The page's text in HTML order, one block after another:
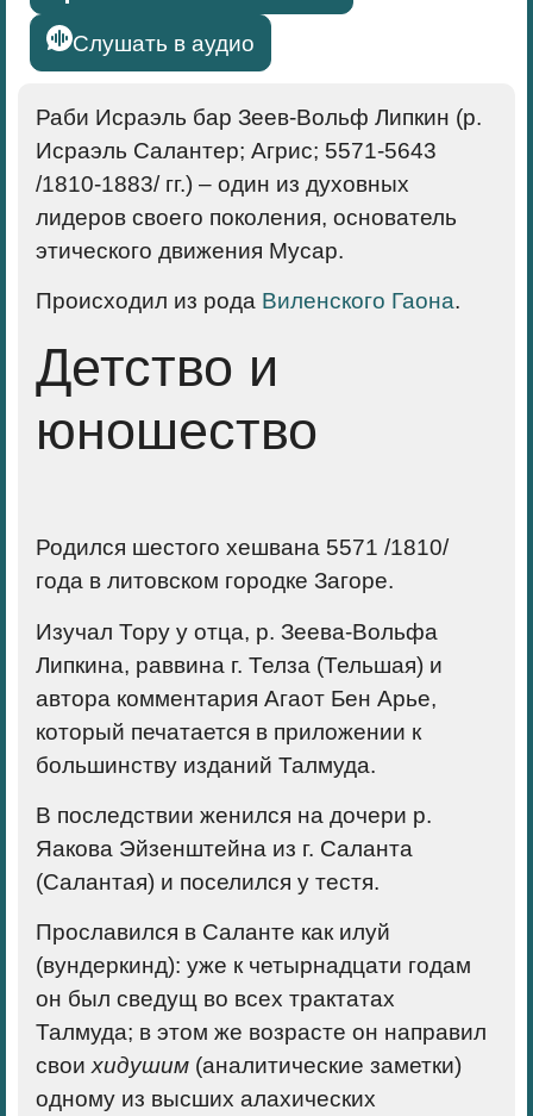
Слушать в аудио
Раби Исраэль бар Зеев-Вольф Липкин (р.
Исраэль Салантер; Агрис; 5571-5643
/1810-1883/ гг.) – один из духовных
лидеров своего поколения, основатель
этического движения Мусар.
Происходил из рода Виленского Гаона.
Детство и
юношество
Родился шестого хешвана 5571 /1810/
года в литовском городке Загоре.
Изучал Тору у отца, р. Зеева-Вольфа
Липкина, раввина г. Телза (Тельшая) и
автора комментария Агаот Бен Арье,
который печатается в приложении к
большинству изданий Талмуда.
В последствии женился на дочери р.
Яакова Эйзенштейна из г. Саланта
(Салантая) и поселился у тестя.
Прославился в Саланте как илуй
(вундеркинд): уже к четырнадцати годам
он был сведущ во всех трактатах
Талмуда; в этом же возрасте он направил
своихидушим (аналитические заметки)
одному из высших алахических